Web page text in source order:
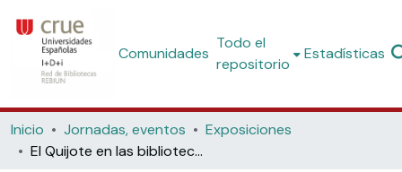
Comunidades
Todo el
repositorio
Estadísticas
Inicio Jornadas, eventos
Exposiciones
El Quijote en las bibliotecas universitarias españolas